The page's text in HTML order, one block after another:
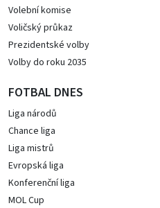
Volební komise
Voličský průkaz
Prezidentské volby
Volby do roku 2035
FOTBAL DNES
Liga národů
Chance liga
Liga mistrů
Evropská liga
Konferenční liga
MOL Cup